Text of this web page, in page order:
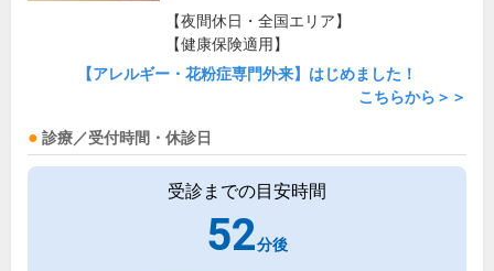
【夜間休日・全国エリア】
【健康保険適用】
【アレルギー・花粉症専門外来】はじめました！
こちらから＞＞
診療／受付時間・休診日
受診までの目安時間
52分後